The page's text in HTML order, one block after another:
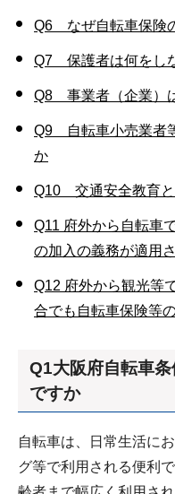
Q6 なぜ自転車保険
Q7 保護者は何をし
Q8 事業者（企業）
Q9 自転車小売業者
か
Q10 交通安全教育
Q11 府外から自転車
の加入の義務が適用
Q12 府外から観光等
合でも自転車保険等
Q1大阪府自転車
ですか
自転車は、日常生活に
グ等で利用される便利